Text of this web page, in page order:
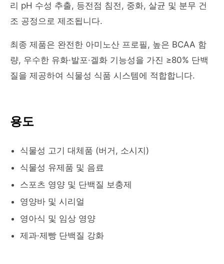
리 pH 수성 추출, 등전점 침전, 중화, 살균 및 분무 건
조 공정으로 제조됩니다.
최종 제품은 완전한 아미노산 프로필, 높은 BCAA 함
량, 우수한 유화·발포·겔화 기능성을 가진 ≥80% 단백
질을 제공하여 식물성 식품 시스템에 적합합니다.
용도
식물성 고기 대체품 (버거, 소시지)
식물성 유제품 및 음료
스포츠 영양 및 단백질 보충제
영양바 및 시리얼
영아식 및 임상 영양
제과·제빵 단백질 강화